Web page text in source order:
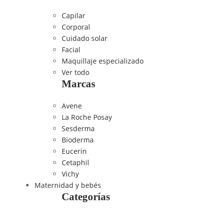
Capilar
Corporal
Cuidado solar
Facial
Maquillaje especializado
Ver todo
Marcas
Avene
La Roche Posay
Sesderma
Bioderma
Eucerin
Cetaphil
Vichy
Maternidad y bebés
Categorías